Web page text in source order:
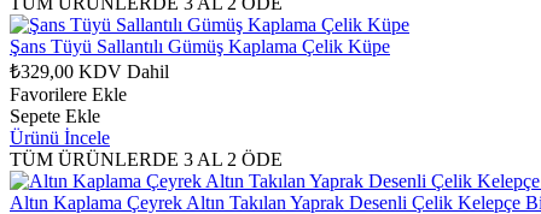
Şans Tüyü Sallantılı Gümüş Kaplama Çelik Küpe
₺329,00 KDV Dahil
Favorilere Ekle
Sepete Ekle
Ürünü İncele
TÜM ÜRÜNLERDE 3 AL 2 ÖDE
Altın Kaplama Çeyrek Altın Takılan Yaprak Desenli Çelik Kelepçe